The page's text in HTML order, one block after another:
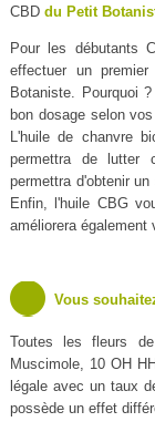
CBD du Petit
Pour les débutants
effectuer un
Botaniste. Pourquoi
bon dosage selon
L'huile de chanvre
permettra de lutter
permettra d'obtenir
Enfin, l'huile CBG
améliorera également
Vous
Toutes les fleurs
Muscimole, 10 OH
légale avec un taux
possède un effet